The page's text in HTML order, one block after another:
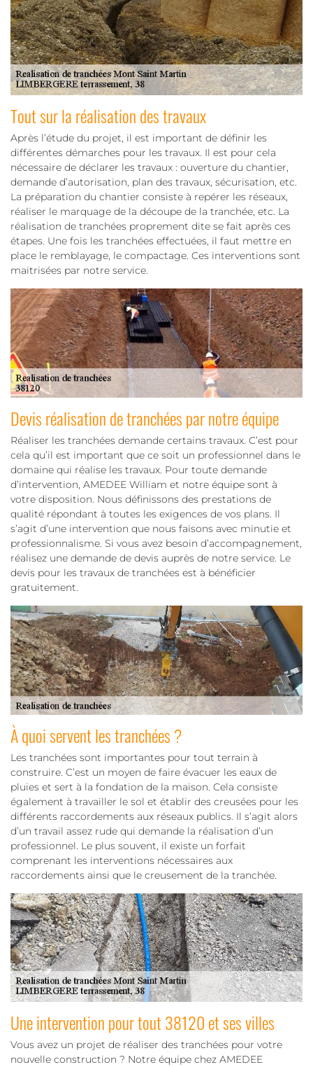
Tout sur la réalisation des travaux
Après l’étude du projet, il est important de définir les
différentes démarches pour les travaux. Il est pour cela
nécessaire de déclarer les travaux : ouverture du chantier,
demande d’autorisation, plan des travaux, sécurisation, etc.
La préparation du chantier consiste à repérer les réseaux,
réaliser le marquage de la découpe de la tranchée, etc. La
réalisation de tranchées proprement dite se fait après ces
étapes. Une fois les tranchées effectuées, il faut mettre en
place le remblayage, le compactage. Ces interventions sont
maitrisées par notre service.
Devis réalisation de tranchées par notre équipe
Réaliser les tranchées demande certains travaux. C’est pour
cela qu’il est important que ce soit un professionnel dans le
domaine qui réalise les travaux. Pour toute demande
d’intervention, AMEDEE William et notre équipe sont à
votre disposition. Nous définissons des prestations de
qualité répondant à toutes les exigences de vos plans. Il
s’agit d’une intervention que nous faisons avec minutie et
professionnalisme. Si vous avez besoin d’accompagnement,
réalisez une demande de devis auprès de notre service. Le
devis pour les travaux de tranchées est à bénéficier
gratuitement.
À quoi servent les tranchées ?
Les tranchées sont importantes pour tout terrain à
construire. C’est un moyen de faire évacuer les eaux de
pluies et sert à la fondation de la maison. Cela consiste
également à travailler le sol et établir des creusées pour les
différents raccordements aux réseaux publics. Il s’agit alors
d’un travail assez rude qui demande la réalisation d’un
professionnel. Le plus souvent, il existe un forfait
comprenant les interventions nécessaires aux
raccordements ainsi que le creusement de la tranchée.
Une intervention pour tout 38120 et ses villes
Vous avez un projet de réaliser des tranchées pour votre
nouvelle construction ? Notre équipe chez AMEDEE